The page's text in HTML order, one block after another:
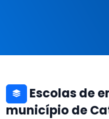
Escolas de
município de